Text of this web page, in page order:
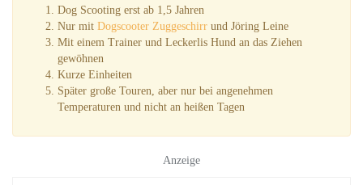
Dog Scooting erst ab 1,5 Jahren
Nur mit Dogscooter Zuggeschirr und Jöring Leine
Mit einem Trainer und Leckerlis Hund an das Ziehen
gewöhnen
Kurze Einheiten
Später große Touren, aber nur bei angenehmen
Temperaturen und nicht an heißen Tagen
Anzeige